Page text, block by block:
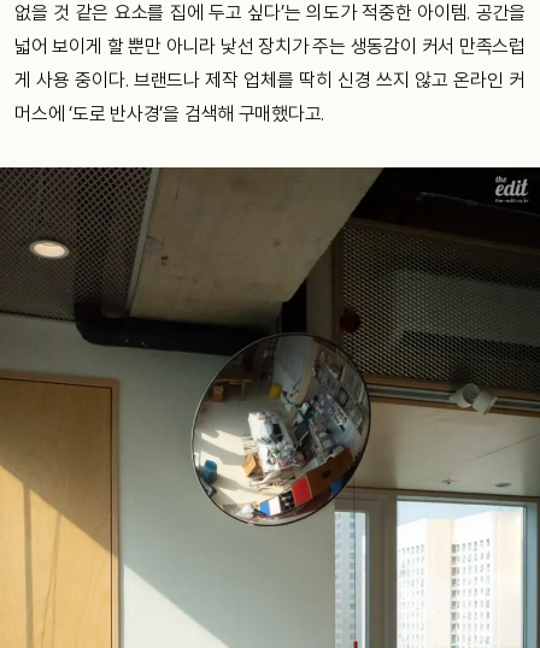
없을 것 같은 요소를 집에 두고 싶다’는 의도가 적중한 아이템. 공간을
넓어 보이게 할 뿐만 아니라 낯선 장치가 주는 생동감이 커서 만족스럽
게 사용 중이다. 브랜드나 제작 업체를 딱히 신경 쓰지 않고 온라인 커
머스에 ‘도로 반사경’을 검색해 구매했다고.